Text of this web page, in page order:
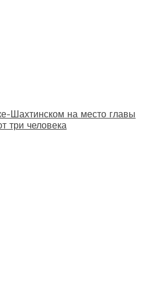
Шахтинском на место главы
три человека